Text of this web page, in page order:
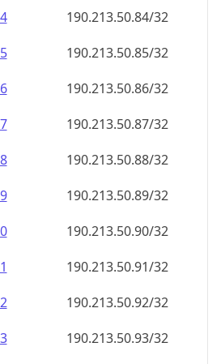
190.213.50.84/32
190.213.50.85/32
190.213.50.86/32
190.213.50.87/32
190.213.50.88/32
190.213.50.89/32
190.213.50.90/32
190.213.50.91/32
190.213.50.92/32
190.213.50.93/32